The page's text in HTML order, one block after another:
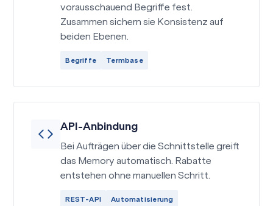
vorausschauend Begriffe fest.
Zusammen sichern sie Konsistenz auf
beiden Ebenen.
Begriffe Termbase
API-Anbindung
Bei Aufträgen über die Schnittstelle greift
das Memory automatisch. Rabatte
entstehen ohne manuellen Schritt.
REST-API Automatisierung